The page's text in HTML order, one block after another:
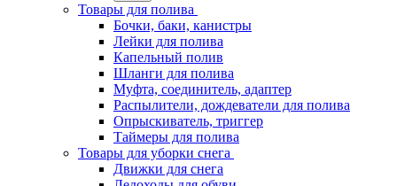
Товары для полива
Бочки, баки, канистры
Лейки для полива
Капельный полив
Шланги для полива
Муфта, соединитель, адаптер
Распылители, дождеватели для полива
Опрыскиватель, триггер
Таймеры для полива
Товары для уборки снега
Движки для снега